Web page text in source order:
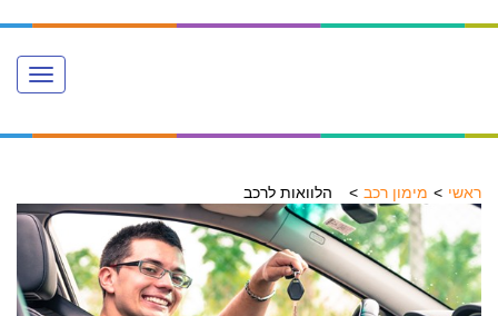
Toggle
navigation
ראשי מימון רכב הלוואות לרכב